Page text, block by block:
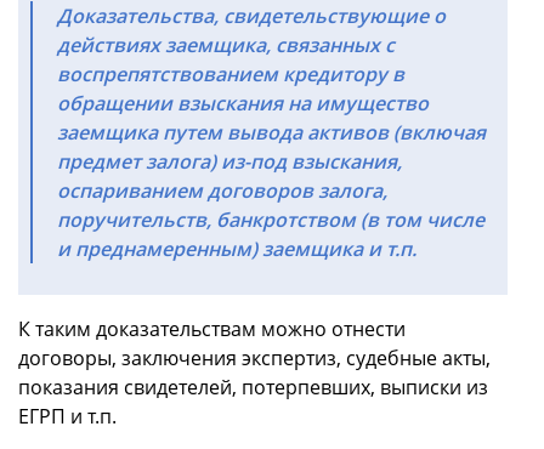
Доказательства, свидетельствующие о
действиях заемщика, связанных с
воспрепятствованием кредитору в
обращении взыскания на имущество
заемщика путем вывода активов (включая
предмет залога) из-под взыскания,
оспариванием договоров залога,
поручительств, банкротством (в том числе
и преднамеренным) заемщика и т.п.
К таким доказательствам можно отнести
договоры, заключения экспертиз, судебные акты,
показания свидетелей, потерпевших, выписки из
ЕГРП и т.п.